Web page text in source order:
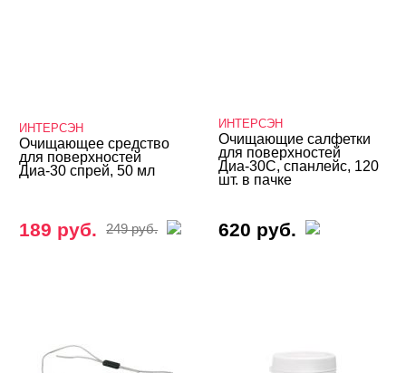
ИНТЕРСЭН
Очищающее средство
для поверхностей
Диа-30 спрей, 50 мл
189 руб. 249 руб.
ИНТЕРСЭН
Очищающие салфетки
для поверхностей
Диа-30С, спанлейс, 120
шт. в пачке
620 руб.